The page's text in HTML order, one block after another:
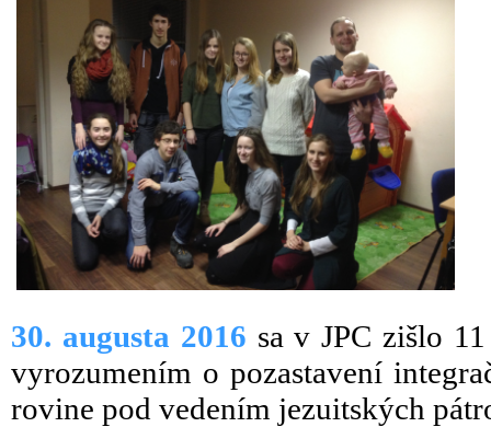
30. augusta 2016 sa v JPC zišlo
vyrozumením o pozastavení
rovine pod vedením jezuitských